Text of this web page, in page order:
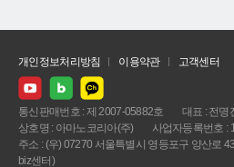
개인정보처리방침 이용약관 고객센터
통신판매번호 : 제 2007-05882호
대표 : 전명
상호명 : 아마노코리아(주)
사업자등록번호 :
주소 : (우) 07270 서울특별시 영등포구 양산로
biz센터)